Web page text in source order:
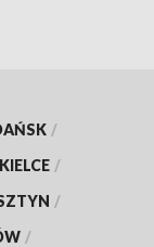
/
KIELCE /
/
/